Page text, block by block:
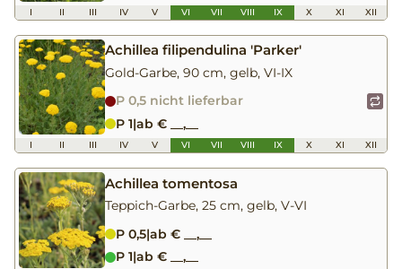
I II III IV V VI VII VIII IX X XI XII
Achillea filipendulina 'Parker'
Gold-Garbe, 90 cm, gelb, VI-IX
P 0,5 nicht lieferbar
P 1|ab € __,__
I II III IV V VI VII VIII IX X XI XII
Achillea tomentosa
Teppich-Garbe, 25 cm, gelb, V-VI
P 0,5|ab € __,__
P 1|ab € __,__